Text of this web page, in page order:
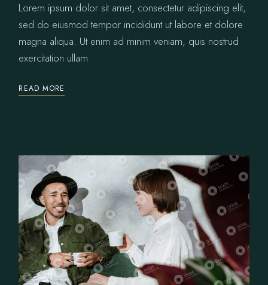
Lorem ipsum dolor sit amet, consectetur adipiscing elit,
sed do eiusmod tempor incididunt ut labore et dolore
magna aliqua. Ut enim ad minim veniam, quis nostrud
exercitation ullam
READ MORE